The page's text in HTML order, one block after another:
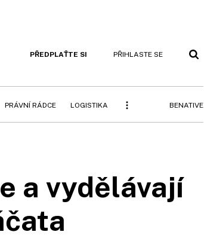
PŘEDPLAŤTE SI PŘIHLASTE SE
PRÁVNÍ RÁDCE LOGISTIKA BENATIVE
a vydělávají